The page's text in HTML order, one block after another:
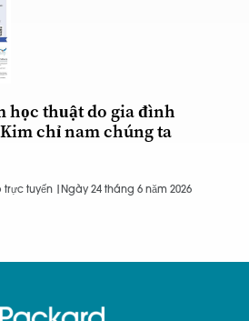
học thuật do gia đình
chỉ nam chúng ta
trực tuyến | Ngày 24 tháng 6 năm 2026